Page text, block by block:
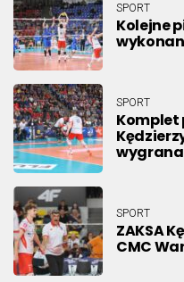
SPORT
Kolejne
SPORT
Komplet
wygrana
SPORT
ZAKSA
CMC